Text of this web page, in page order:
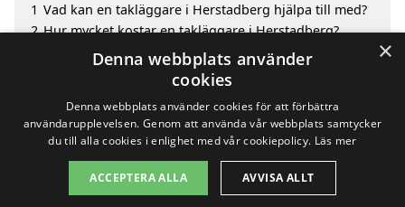
1 Vad kan en takläggare i Herstadberg hjälpa till med?
2 Hur mycket kostar en takläggare i Herstadberg?
Fördelar med att välja takläggare i Herstadberg
Sök efter en skicklig takläggare i de omgivande
städerna kring Herstadberg
Copyright 2026 - Pilanto Aps
×
Denna webbplats använder
cookies
Denna webbplats använder cookies för att förbättra
användarupplevelsen. Genom att använda vår webbplats samtycker
du till alla cookies i enlighet med vår cookiepolicy. Läs mer
ACCEPTERA ALLA AVVISA ALLT